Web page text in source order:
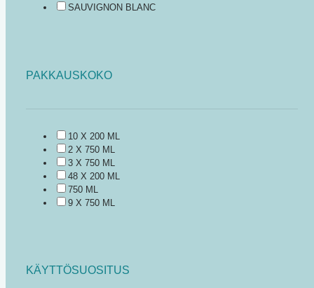
SAUVIGNON BLANC
PAKKAUSKOKO
10 X 200 ML
2 X 750 ML
3 X 750 ML
48 X 200 ML
750 ML
9 X 750 ML
KÄYTTÖSUOSITUS